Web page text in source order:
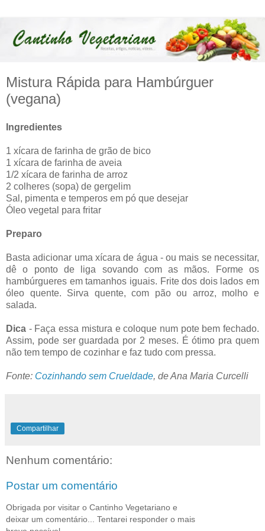
Mistura Rápida para Hambúrguer
(vegana)
Ingredientes
1 xícara de farinha de grão de bico
1 xícara de farinha de aveia
1/2 xícara de farinha de arroz
2 colheres (sopa) de gergelim
Sal, pimenta e temperos em pó que desejar
Óleo vegetal para fritar
Preparo
Basta adicionar uma xícara de água - ou mais se necessitar,
dê o ponto de liga sovando com as mãos. Forme os
hambúrgueres em tamanhos iguais. Frite dos dois lados em
óleo quente. Sirva quente, com pão ou arroz, molho e
salada.
Dica - Faça essa mistura e coloque num pote bem fechado.
Assim, pode ser guardada por 2 meses. É ótimo pra quem
não tem tempo de cozinhar e faz tudo com pressa.
Fonte: Cozinhando sem Crueldade, de Ana Maria Curcelli
Compartilhar
Nenhum comentário:
Postar um comentário
Obrigada por visitar o Cantinho Vegetariano e
deixar um comentário... Tentarei responder o mais